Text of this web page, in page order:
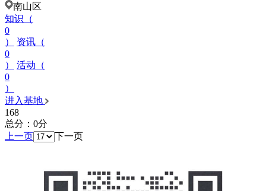
南山区
知识（
0
）
资讯（
0
）
活动（
0
）
进入基地
168
总分：0分
上一页
下一页